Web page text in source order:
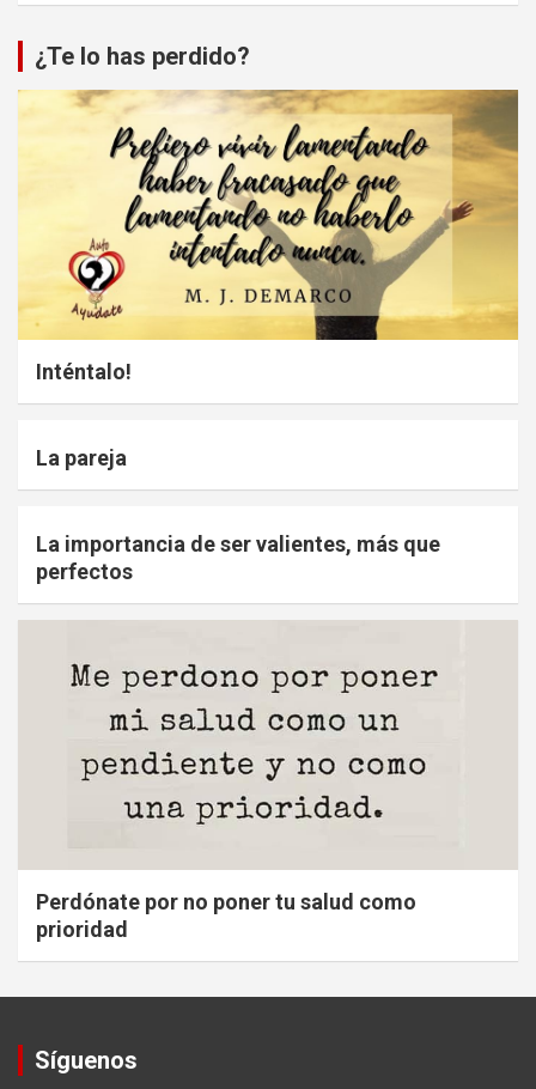
¿Te lo has perdido?
Inténtalo!
La pareja
La importancia de ser valientes, más que
perfectos
Perdónate por no poner tu salud como
prioridad
Síguenos